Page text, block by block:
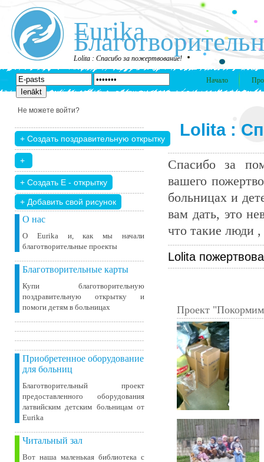
Eurika
Lolita : Спасибо за пожертвование!
Начало
Не можете войти?
+ Добавить свой ​​рисунок
О нас
О Eurika и, как мы начали
благотворительные проекты
Благотворительные карты
Купи благотворительную
поздравительную открытку и
помоги детям в больницах
Приобретенное оборудование
для больниц
Благотворительный проект
предоставленного оборудования
латвийским детским больницам от
Eurika
Читальный зал
Вот наша маленькая библиотека c
Lolita :
Спасибо за
вашего
больницах и
вам дать, это
что такие люди
Lolita
Проект